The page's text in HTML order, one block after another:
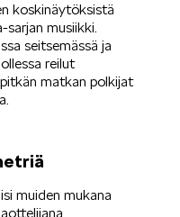
koskinäytöksistä
sarjan musiikki.
seitsemässä ja
reilut
matkan polkijat
muiden mukana